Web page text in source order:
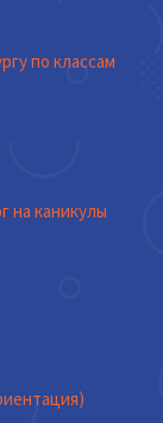
по классам
на каникулы